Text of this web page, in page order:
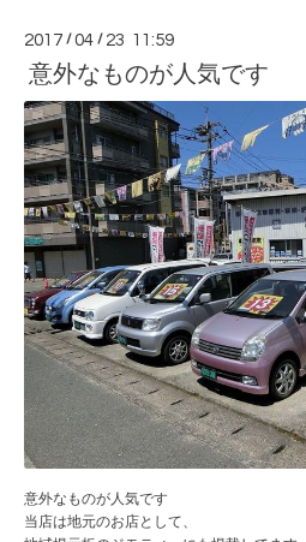
2017 /04 / 23 11:59
意外なものが人気です
意外なものが人気です
当店は地元のお店として、